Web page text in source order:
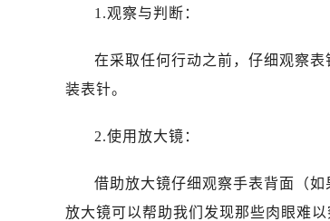
南宁市青秀区金湖路59
贵阳市南明区都司高架
1.观察与判断：
在采取任何行动之前，仔细观察
装表针。
2.使用放大镜：
借助放大镜仔细观察手表背面（
放大镜可以帮助我们发现那些肉眼难以